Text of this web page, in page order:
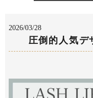
2026/03/28
圧倒的人気